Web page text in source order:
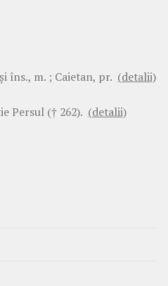
îns., m. ; Caietan, pr. (detalii)
Persul († 262). (detalii)